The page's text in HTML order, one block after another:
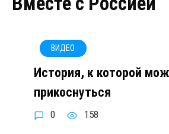
ВИДЕО
История, к которой
прикоснуться
0 158